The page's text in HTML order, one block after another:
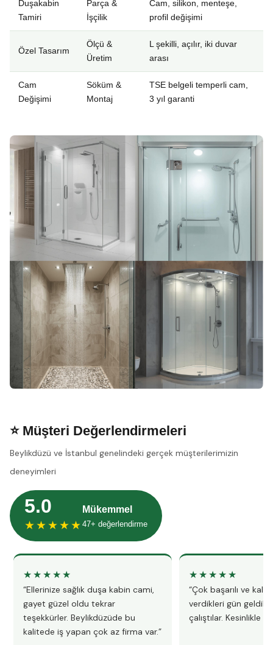
Duşakabin
Tamiri
Parça &
İşçilik
Cam, silikon, menteşe,
profil değişimi
Özel Tasarım
Ölçü &
Üretim
L şekilli, açılır, iki duvar
arası
Cam
Değişimi
Söküm &
Montaj
TSE belgeli temperli cam,
3 yıl garanti
⭐ Müşteri Değerlendirmeleri
Beylikdüzü ve İstanbul genelindeki gerçek müşterilerimizin
deneyimleri
5.0
★★★★★
Mükemmel
47+ değerlendirme
★★★★★
“Ellerinize sağlık duşa kabin cami,
gayet güzel oldu tekrar
teşekkürler. Beylikdüzüde bu
kalitede iş yapan çok az firma var.”
★★★★★
“Çok başarılı ve
verdikleri gün
çalıştılar. Kesinlikle